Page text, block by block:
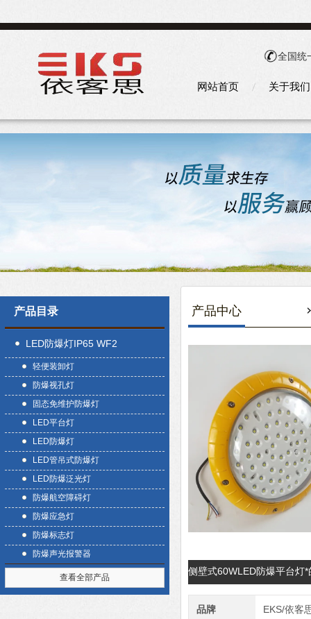
全国统
网站首页 关于我们
产品目录
LED防爆灯IP65 WF2
轻便装卸灯
防爆视孔灯
固态免维护防爆灯
LED平台灯
LED防爆灯
LED管吊式防爆灯
LED防爆泛光灯
防爆航空障碍灯
防爆应急灯
防爆标志灯
防爆声光报警器
查看全部产品
产品中心
侧壁式60WLED防爆平台灯
品牌 EKS/依客